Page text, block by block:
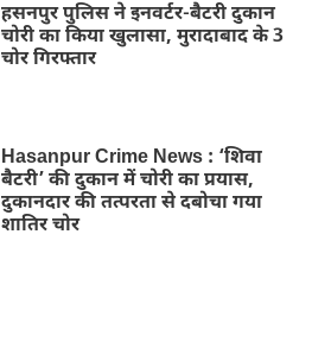
हसनपुर पुलिस ने इनवर्टर-बैटरी दुकान
चोरी का किया खुलासा, मुरादाबाद के 3
चोर गिरफ्तार
Hasanpur Crime News : ‘शिवा
बैटरी’ की दुकान में चोरी का प्रयास,
दुकानदार की तत्परता से दबोचा गया
शातिर चोर